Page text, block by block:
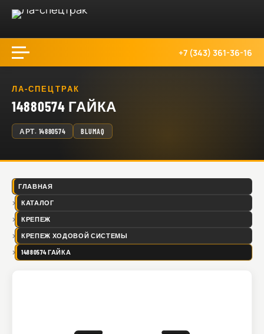
+7 (343) 361-36-16
ЛА-СПЕЦТРАК
14880574 ГАЙКА
АРТ. 14880574 BLUMAQ
ГЛАВНАЯ
КАТАЛОГ
КРЕПЕЖ
КРЕПЕЖ ХОДОВОЙ СИСТЕМЫ
14880574 ГАЙКА